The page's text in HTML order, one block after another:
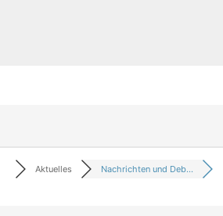
Aktuelles Nachrichten und Deb...